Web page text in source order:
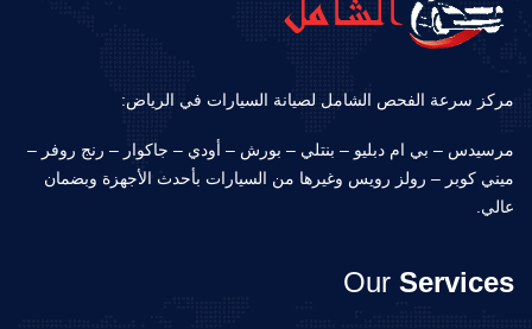
مركز سرعة الفحص الشامل لصيانة السيارات في الرياض:
مرسيدس – بي ام دبليو – بنتلي – بورش – أودي – جاكوار – رنج روفر –
ميني كوبر – رولز رويس وغيرها من السيارات بأحدث الأجهزة وبضمان
عالي.
Our Services